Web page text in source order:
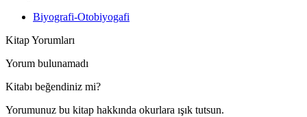
Biyografi-Otobiyogafi
Kitap Yorumları
Yorum bulunamadı
Kitabı beğendiniz mi?
Yorumunuz bu kitap hakkında okurlara ışık tutsun.